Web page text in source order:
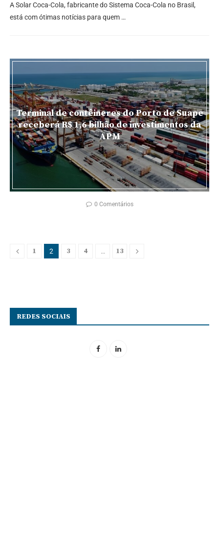
A Solar Coca-Cola, fabricante do Sistema Coca-Cola no Brasil,
está com ótimas notícias para quem …
Terminal de contêineres do Porto de Suape
receberá R$ 1,6 bilhão de investimentos da
APM
0 Comentários
1 2 3 4 … 13
REDES SOCIAIS